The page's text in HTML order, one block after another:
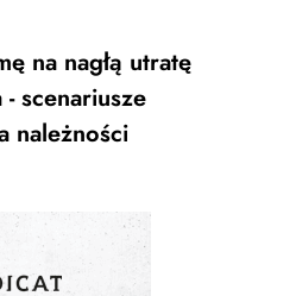
na nagłą utratę
scenariusze
należności